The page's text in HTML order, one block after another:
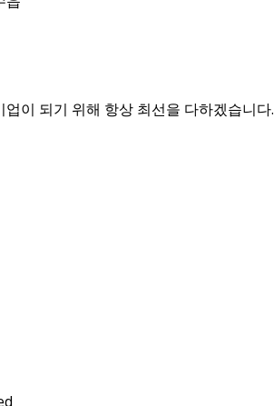
이 되기 위해 항상 최선을 다하겠습니다.